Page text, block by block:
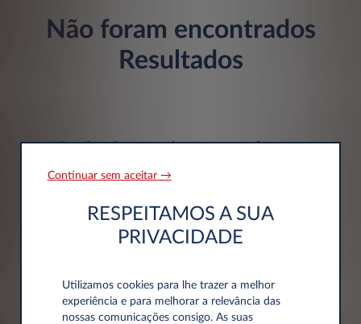
Não foram encontrados
Resultados
Poderá estar interessado em
Leapmotor B03X
BEV Life Pro
DESCUBRA A OFERTA
Continuar sem aceitar →
RESPEITAMOS A SUA
PRIVACIDADE
Utilizamos cookies para lhe trazer a melhor
experiência e para melhorar a relevância das
nossas comunicações consigo. As suas